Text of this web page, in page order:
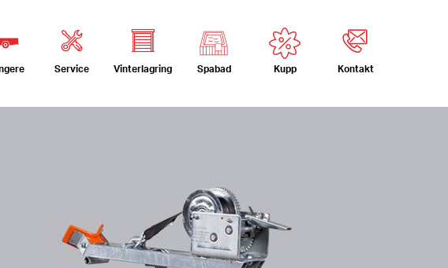
Service Vinterlagring Spabad Kupp Kontakt